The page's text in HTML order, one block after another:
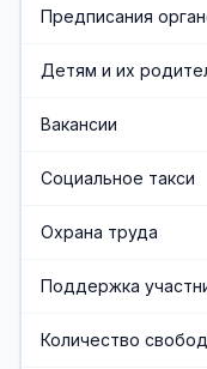
Документы
Обеспечивающая
Учредители
граждан
Общественные
Социальные
Предписания
Детям и их
Вакансии
Социальное такси
Охрана труда
Поддержка
Количество